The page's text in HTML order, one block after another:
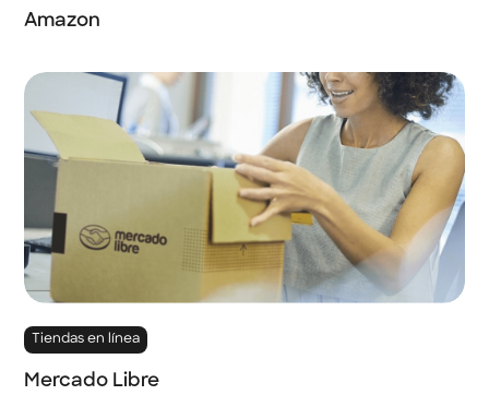
Amazon
Tiendas en línea
Mercado Libre